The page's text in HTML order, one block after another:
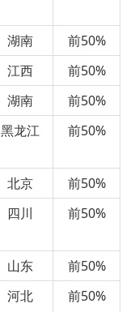
湖南
前50%
江西
前50%
湖南
前50%
黑龙江 前50%
北京
前50%
四川 前50%
山东
前50%
河北 前50%